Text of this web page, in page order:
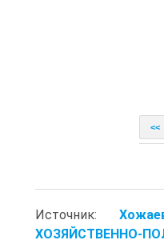
<<
Источник: